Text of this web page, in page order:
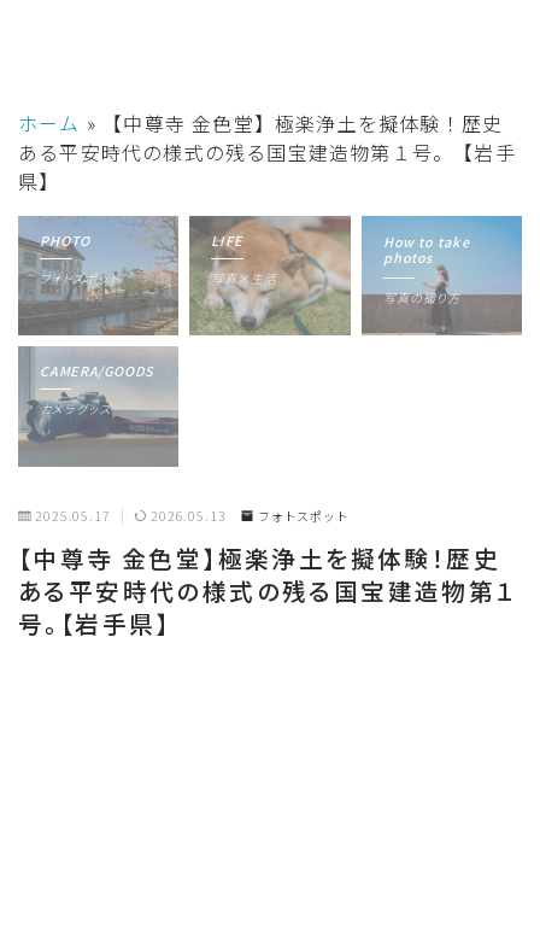
ホーム »
【中尊寺 金色堂】極楽浄土を擬体験！歴史
ある平安時代の様式の残る国宝建造物第１号。【岩手
県】
フォトスポット
PHOTO
写真×生活
LIFE
写真の撮り方
How to take
photos
カメラグッズ
CAMERA/GOODS
2025.05.17 2026.05.13 フォトスポット
【中尊寺 金色堂】極楽浄土を擬体験！歴史
ある平安時代の様式の残る国宝建造物第１
号。【岩手県】